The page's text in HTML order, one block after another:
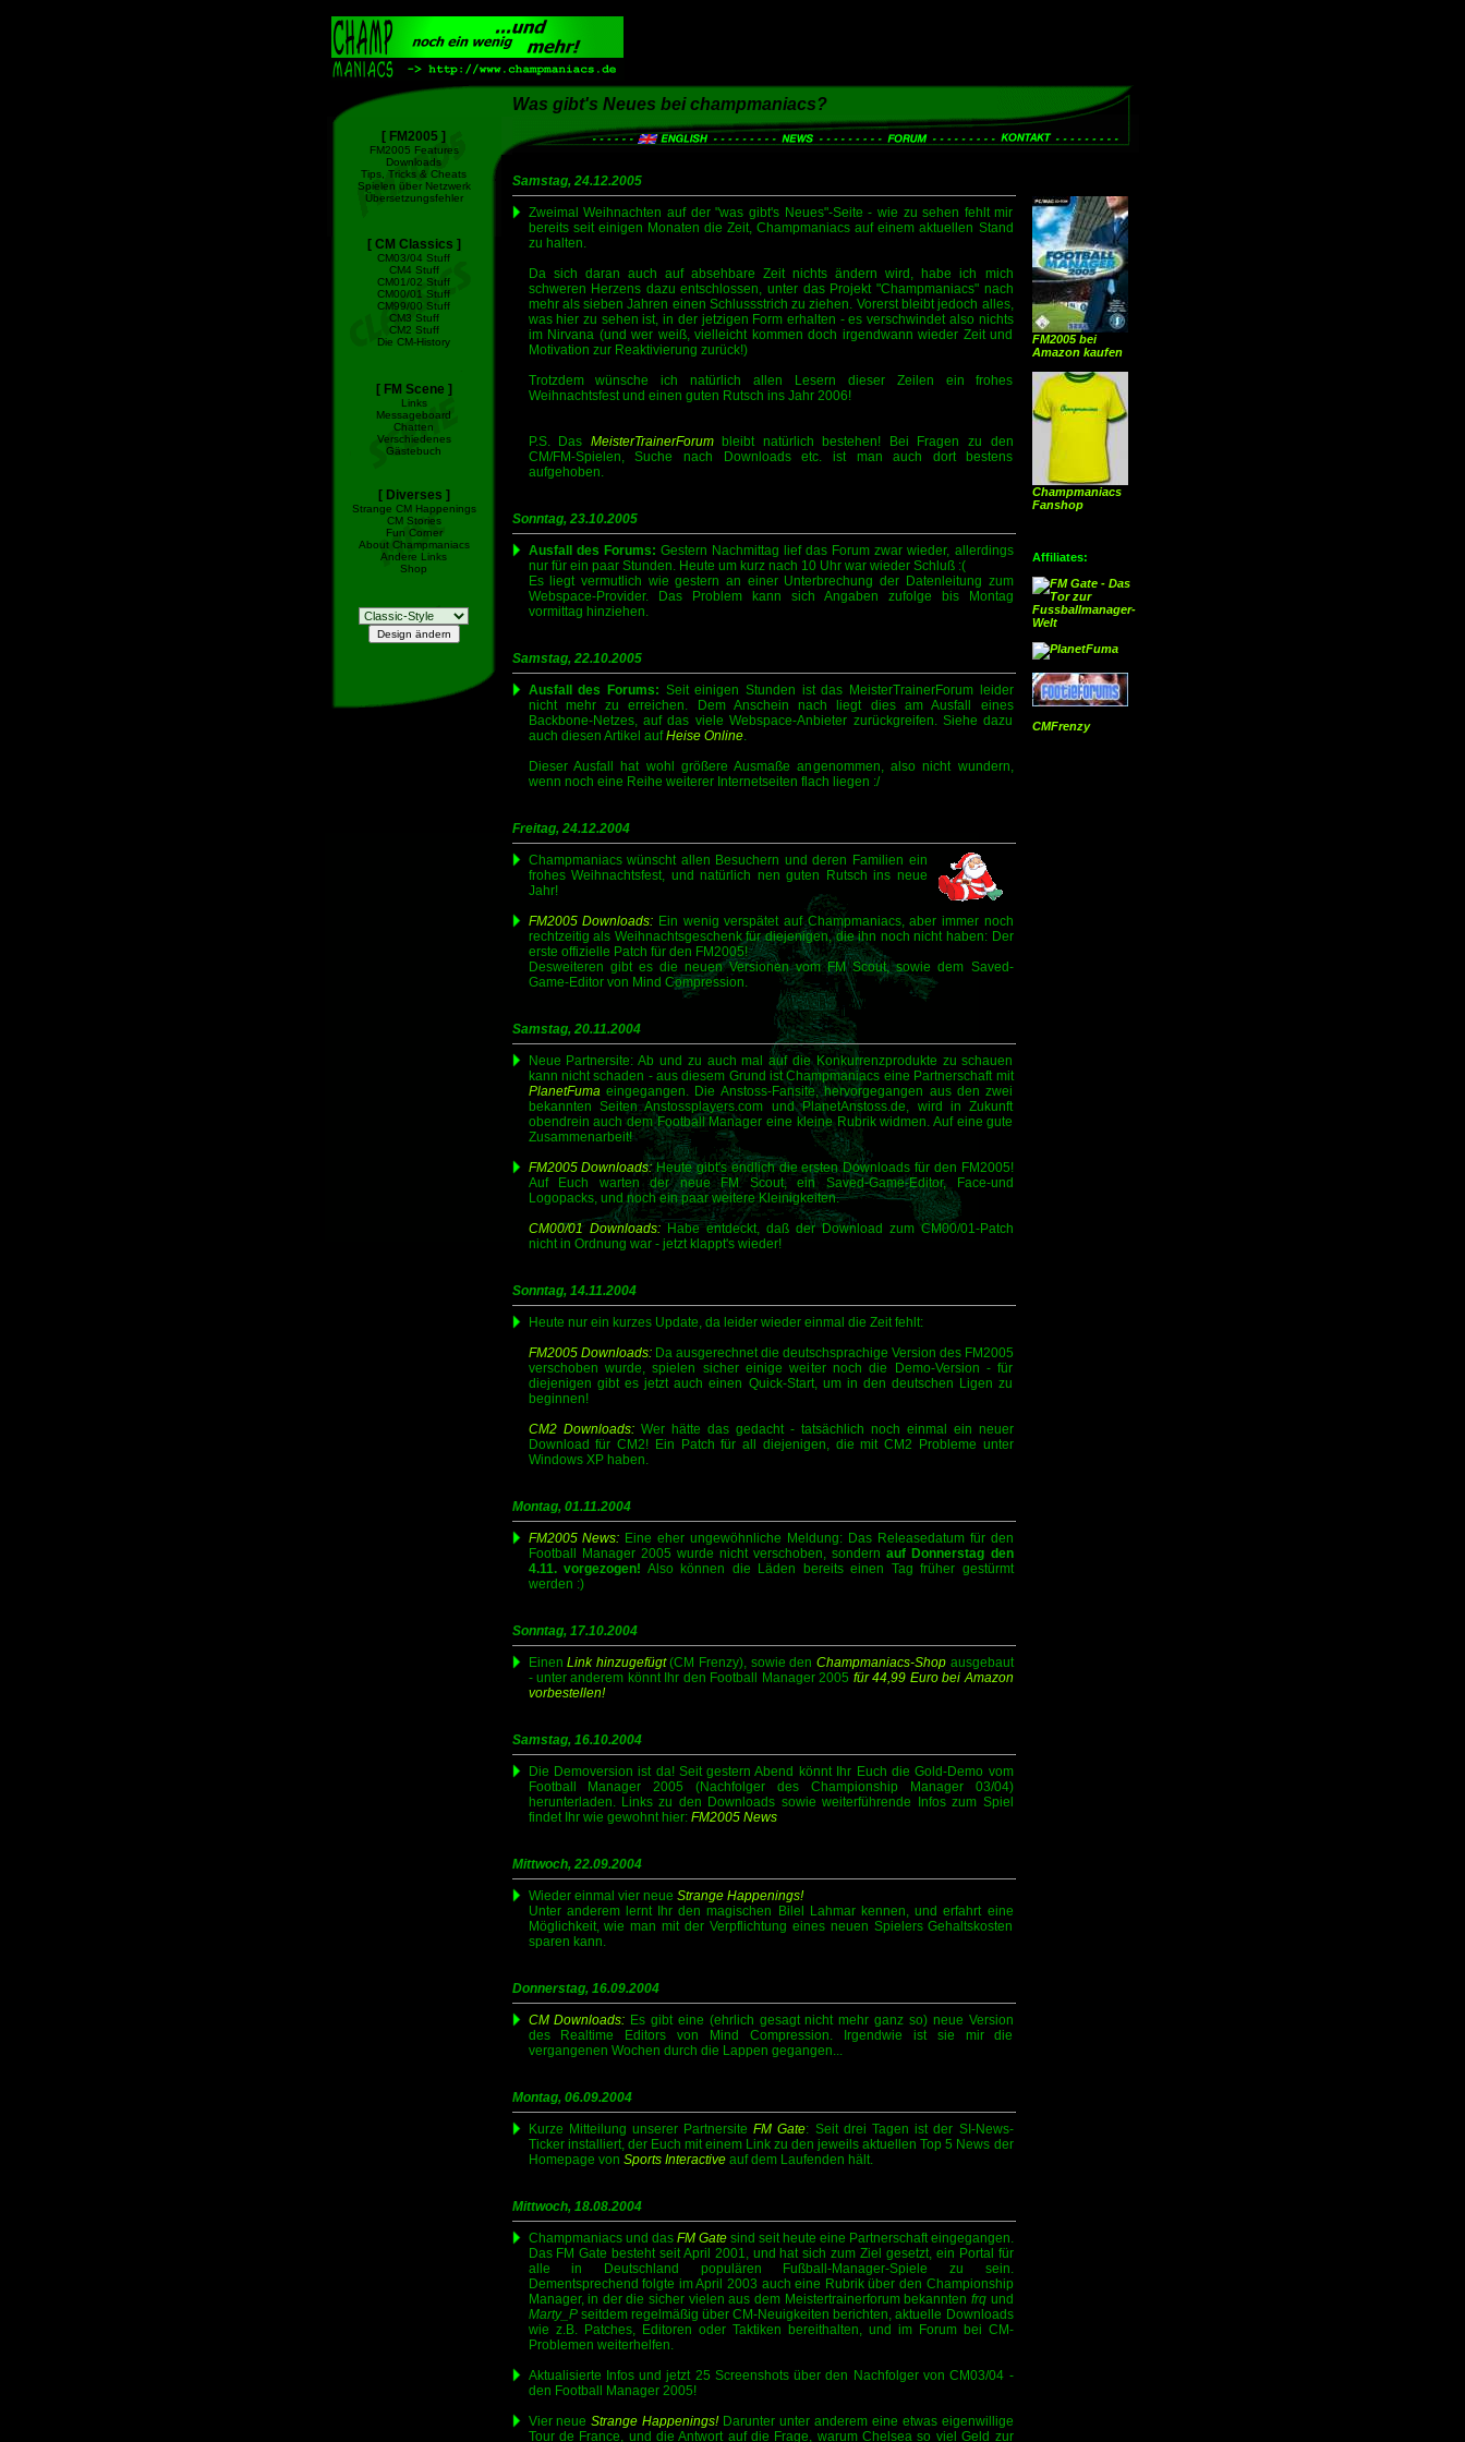
[ FM2005 ]
FM2005 Features
Downloads
Tips, Tricks & Cheats
Spielen über Netzwerk
Übersetzungsfehler
[ CM Classics ]
CM03/04 Stuff
CM4 Stuff
CM01/02 Stuff
CM00/01 Stuff
CM99/00 Stuff
CM3 Stuff
CM2 Stuff
Die CM-History
[ FM Scene ]
Links
Messageboard
Chatten
Verschiedenes
Gästebuch
[ Diverses ]
Strange CM Happenings
CM Stories
Fun Corner
About Champmaniacs
Andere Links
Shop
Was gibt's Neues bei champmaniacs?
Samstag, 24.12.2005
Zweimal Weihnachten auf der "was gibt's Neues"-Seite - wie zu sehen fehlt mir
bereits seit einigen Monaten die Zeit, Champmaniacs auf einem aktuellen Stand
zu halten.
Da sich daran auch auf absehbare Zeit nichts ändern wird, habe ich mich
schweren Herzens dazu entschlossen, unter das Projekt "Champmaniacs" nach
mehr als sieben Jahren einen Schlussstrich zu ziehen. Vorerst bleibt jedoch alles,
was hier zu sehen ist, in der jetzigen Form erhalten - es verschwindet also nichts
im Nirvana (und wer weiß, vielleicht kommen doch irgendwann wieder Zeit und
Motivation zur Reaktivierung zurück!)
Trotzdem wünsche ich natürlich allen Lesern dieser Zeilen ein frohes
Weihnachtsfest und einen guten Rutsch ins Jahr 2006!
P.S. Das MeisterTrainerForumbleibt natürlich bestehen! Bei Fragen zu den
CM/FM-Spielen, Suche nach Downloads etc. ist man auch dort bestens
aufgehoben.
Sonntag, 23.10.2005
Ausfall des Forums: Gestern Nachmittag lief das Forum zwar wieder, allerdings
nur für ein paar Stunden. Heute um kurz nach 10 Uhr war wieder Schluß :(
Es liegt vermutlich wie gestern an einer Unterbrechung der Datenleitung zum
Webspace-Provider. Das Problem kann sich Angaben zufolge bis Montag
vormittag hinziehen.
Samstag, 22.10.2005
Ausfall des Forums: Seit einigen Stunden ist das MeisterTrainerForum leider
nicht mehr zu erreichen. Dem Anschein nach liegt dies am Ausfall eines
Backbone-Netzes, auf das viele Webspace-Anbieter zurückgreifen. Siehe dazu
auch diesen Artikel aufHeise Online.
Dieser Ausfall hat wohl größere Ausmaße angenommen, also nicht wundern,
wenn noch eine Reihe weiterer Internetseiten flach liegen :/
Freitag, 24.12.2004
Champmaniacs wünscht allen Besuchern und deren Familien ein
frohes Weihnachtsfest, und natürlich nen guten Rutsch ins neue
Jahr!
FM2005 Downloads: Ein wenig verspätet auf Champmaniacs, aber immer noch
rechtzeitig als Weihnachtsgeschenk für diejenigen, die ihn noch nicht haben: Der
erste offizielle Patch für den FM2005!
Desweiteren gibt es die neuen Versionen vom FM Scout, sowie dem Saved-
Game-Editor von Mind Compression.
Samstag, 20.11.2004
Neue Partnersite: Ab und zu auch mal auf die Konkurrenzprodukte zu schauen
kann nicht schaden - aus diesem Grund ist Champmaniacs eine Partnerschaft mit
PlanetFumaeingegangen. Die Anstoss-Fansite, hervorgegangen aus den zwei
bekannten Seiten Anstossplayers.com und PlanetAnstoss.de, wird in Zukunft
obendrein auch dem Football Manager eine kleine Rubrik widmen. Auf eine gute
Zusammenarbeit!
FM2005 Downloads:Heute gibt's endlich die ersten Downloads für den FM2005!
Auf Euch warten der neue FM Scout, ein Saved-Game-Editor, Face-und
Logopacks, und noch ein paar weitere Kleinigkeiten.
CM00/01 Downloads:Habe entdeckt, daß der Download zum CM00/01-Patch
nicht in Ordnung war - jetzt klappt's wieder!
Sonntag, 14.11.2004
Heute nur ein kurzes Update, da leider wieder einmal die Zeit fehlt:
FM2005 Downloads:Da ausgerechnet die deutschsprachige Version des FM2005
verschoben wurde, spielen sicher einige weiter noch die Demo-Version - für
diejenigen gibt es jetzt auch einen Quick-Start, um in den deutschen Ligen zu
beginnen!
CM2 Downloads:Wer hätte das gedacht - tatsächlich noch einmal ein neuer
Download für CM2! Ein Patch für all diejenigen, die mit CM2 Probleme unter
Windows XP haben.
Montag, 01.11.2004
FM2005 News: Eine eher ungewöhnliche Meldung: Das Releasedatum für den
Football Manager 2005 wurde nicht verschoben, sondernauf Donnerstag den
4.11. vorgezogen! Also können die Läden bereits einen Tag früher gestürmt
werden :)
Sonntag, 17.10.2004
EinenLink hinzugefügt(CM Frenzy), sowie den Champmaniacs-Shopausgebaut
- unter anderem könnt Ihr den Football Manager 2005 für 44,99 Euro bei Amazon
vorbestellen!
Samstag, 16.10.2004
Die Demoversion ist da! Seit gestern Abend könnt Ihr Euch die Gold-Demo vom
Football Manager 2005 (Nachfolger des Championship Manager 03/04)
herunterladen. Links zu den Downloads sowie weiterführende Infos zum Spiel
findet Ihr wie gewohnt hier: FM2005 News
Mittwoch, 22.09.2004
Wieder einmal vier neue Strange Happenings!
Unter anderem lernt Ihr den magischen Bilel Lahmar kennen, und erfahrt eine
Möglichkeit, wie man mit der Verpflichtung eines neuen Spielers Gehaltskosten
sparen kann.
Donnerstag, 16.09.2004
CM Downloads: Es gibt eine (ehrlich gesagt nicht mehr ganz so) neue Version
des Realtime Editors von Mind Compression. Irgendwie ist sie mir die
vergangenen Wochen durch die Lappen gegangen...
Montag, 06.09.2004
Kurze Mitteilung unserer PartnersiteFM Gate: Seit drei Tagen ist der SI-News-
Ticker installiert, der Euch mit einem Link zu den jeweils aktuellen Top 5 News der
Homepage von Sports Interactiveauf dem Laufenden hält.
Mittwoch, 18.08.2004
Champmaniacs und das FM Gatesind seit heute eine Partnerschaft eingegangen.
Das FM Gate besteht seit April 2001, und hat sich zum Ziel gesetzt, ein Portal für
alle in Deutschland populären Fußball-Manager-Spiele zu sein.
Dementsprechend folgte im April 2003 auch eine Rubrik über den Championship
Manager, in der die sicher vielen aus dem Meistertrainerforum bekannten frqund
Marty_Pseitdem regelmäßig über CM-Neuigkeiten berichten, aktuelle Downloads
wie z.B. Patches, Editoren oder Taktiken bereithalten, und im Forum bei CM-
Problemen weiterhelfen.
Aktualisierte Infos und jetzt 25 Screenshots über den Nachfolger von CM03/04 -
den Football Manager 2005!
Vier neueStrange Happenings!Darunter unter anderem eine etwas eigenwillige
Tour de France, und die Antwort auf die Frage, warum Chelsea so viel Geld zur
FM2005 bei
Amazon kaufen
Champmaniacs
Fanshop
Affiliates:
CMFrenzy